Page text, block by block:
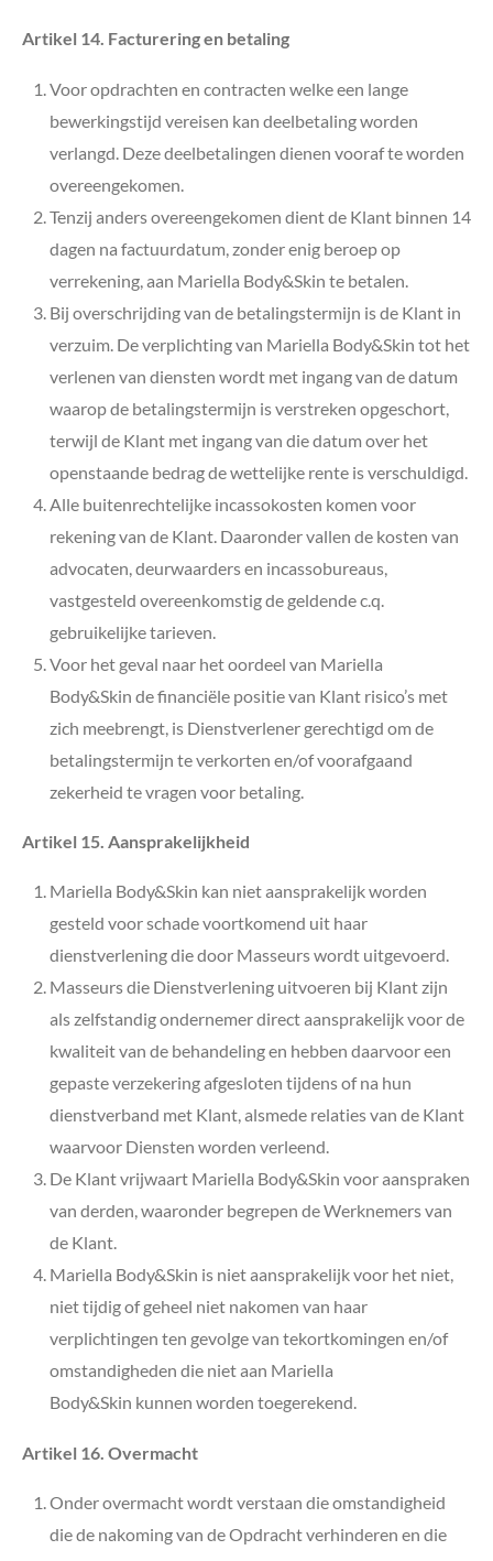
Artikel 14. Facturering en betaling
Voor opdrachten en contracten welke een lange
bewerkingstijd vereisen kan deelbetaling worden
verlangd. Deze deelbetalingen dienen vooraf te worden
overeengekomen.
Tenzij anders overeengekomen dient de Klant binnen 14
dagen na factuurdatum, zonder enig beroep op
verrekening, aan Mariella Body&Skin te betalen.
Bij overschrijding van de betalingstermijn is de Klant in
verzuim. De verplichting van Mariella Body&Skin tot het
verlenen van diensten wordt met ingang van de datum
waarop de betalingstermijn is verstreken opgeschort,
terwijl de Klant met ingang van die datum over het
openstaande bedrag de wettelijke rente is verschuldigd.
Alle buitenrechtelijke incassokosten komen voor
rekening van de Klant. Daaronder vallen de kosten van
advocaten, deurwaarders en incassobureaus,
vastgesteld overeenkomstig de geldende c.q.
gebruikelijke tarieven.
Voor het geval naar het oordeel van Mariella
Body&Skin de financiële positie van Klant risico’s met
zich meebrengt, is Dienstverlener gerechtigd om de
betalingstermijn te verkorten en/of voorafgaand
zekerheid te vragen voor betaling.
Artikel 15. Aansprakelijkheid
Mariella Body&Skin kan niet aansprakelijk worden
gesteld voor schade voortkomend uit haar
dienstverlening die door Masseurs wordt uitgevoerd.
Masseurs die Dienstverlening uitvoeren bij Klant zijn
als zelfstandig ondernemer direct aansprakelijk voor de
kwaliteit van de behandeling en hebben daarvoor een
gepaste verzekering afgesloten tijdens of na hun
dienstverband met Klant, alsmede relaties van de Klant
waarvoor Diensten worden verleend.
De Klant vrijwaart Mariella Body&Skin voor aanspraken
van derden, waaronder begrepen de Werknemers van
de Klant.
Mariella Body&Skin is niet aansprakelijk voor het niet,
niet tijdig of geheel niet nakomen van haar
verplichtingen ten gevolge van tekortkomingen en/of
omstandigheden die niet aan Mariella
Body&Skin kunnen worden toegerekend.
Artikel 16. Overmacht
Onder overmacht wordt verstaan die omstandigheid
die de nakoming van de Opdracht verhinderen en die